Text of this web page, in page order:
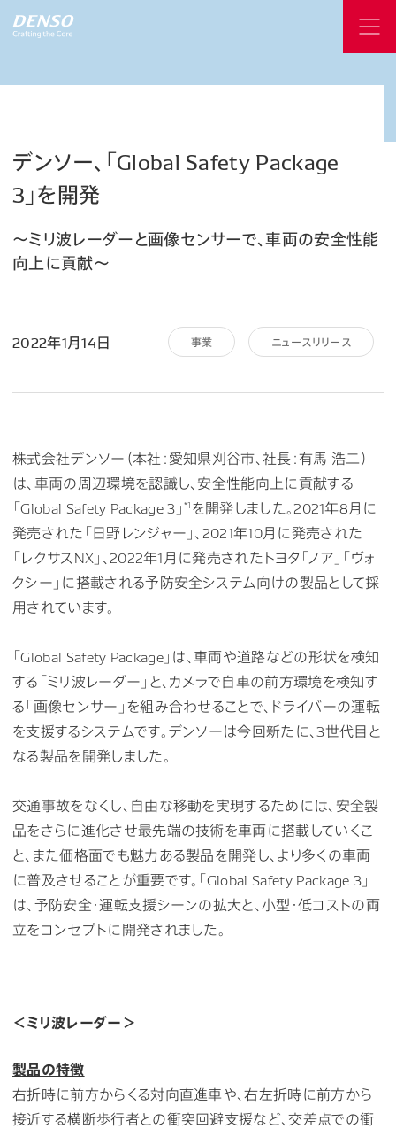
デンソー、「Global Safety Package
3」を開発
～ミリ波レーダーと画像センサーで、車両の安全性能
向上に貢献～
2022年1月14日 事業 ニュースリリース
株式会社デンソー（本社：愛知県刈谷市、社長：有馬 浩二）
は、車両の周辺環境を認識し、安全性能向上に貢献する
「Global Safety Package 3」 *1 を開発しました。2021年8月に
発売された「日野レンジャー」、2021年10月に発売された
「レクサスNX」、2022年1月に発売されたトヨタ「ノア」「ヴォ
クシー」に搭載される予防安全システム向けの製品として採
用されています。
「Global Safety Package」は、車両や道路などの形状を検知
する「ミリ波レーダー」と、カメラで自車の前方環境を検知す
る「画像センサー」を組み合わせることで、ドライバーの運転
を支援するシステムです。デンソーは今回新たに、3世代目と
なる製品を開発しました。
交通事故をなくし、自由な移動を実現するためには、安全製
品をさらに進化させ最先端の技術を車両に搭載していくこ
と、また価格面でも魅力ある製品を開発し、より多くの車両
に普及させることが重要です。「Global Safety Package 3」
は、予防安全・運転支援シーンの拡大と、小型・低コストの両
立をコンセプトに開発されました。
＜ミリ波レーダー＞
製品の特徴
右折時に前方からくる対向直進車や、右左折時に前方から
接近する横断歩行者との衝突回避支援など、交差点での衝